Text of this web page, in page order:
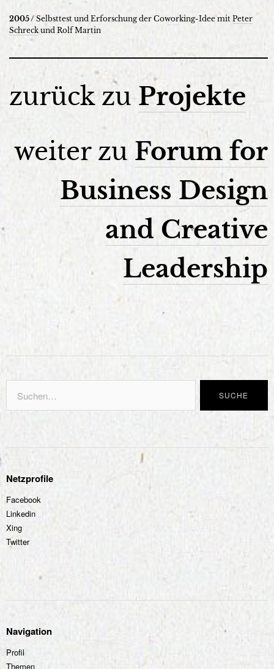
2005 / Selbsttest und Erforschung der Coworking-Idee mit Peter
Schreckund Rolf Martin
zurück zuProjekte
weiter zu Forum for
Business Design
and Creative
Leadership
Netzprofile
Facebook
Linkedin
Xing
Twitter
Navigation
Profil
Themen